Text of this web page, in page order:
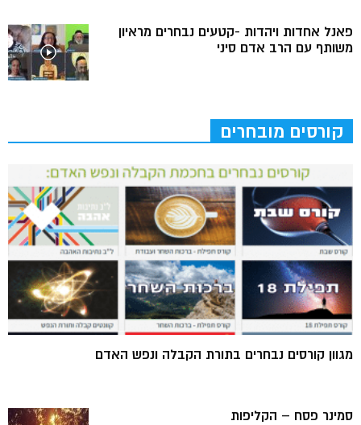
פאנל אחדות ויהדות -קטעים נבחרים מראיון
משותף עם הרב אדם סיני
קורסים מובחרים
מגוון קורסים נבחרים בתורת הקבלה ונפש האדם
סמינר פסח – הקליפות